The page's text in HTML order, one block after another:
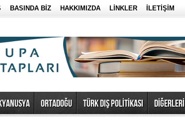
BASINDA BİZ HAKKIMIZDA LİNKLER İLETİŞİM
ORTADOĞU TÜRK DIŞ POLİTİKASI DİĞERLERİ